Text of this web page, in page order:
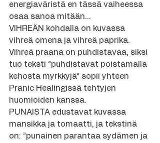
energiaväristä en tässä vaiheessa
osaa sanoa mitään…
VIHREÄN kohdalla on kuvassa
vihreä omena ja vihreä paprika.
Vihreä praana on puhdistavaa, siksi
tuo teksti ”puhdistavat poistamalla
kehosta myrkkyjä” sopii yhteen
Pranic Healingissä tehtyjen
huomioiden kanssa.
PUNAISTA edustavat kuvassa
mansikka ja tomaatti, ja tekstinä
on: ”punainen parantaa sydämen ja